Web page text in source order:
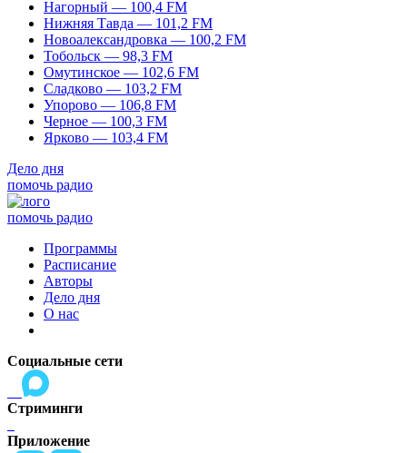
Нагорный — 100,4 FM
Нижняя Тавда — 101,2 FM
Новоалександровка — 100,2 FM
Тобольск — 98,3 FM
Омутинское — 102,6 FM
Сладково — 103,2 FM
Упорово — 106,8 FM
Черное — 100,3 FM
Ярково — 103,4 FM
Дело дня
помочь радио
помочь радио
Программы
Расписание
Авторы
Дело дня
О нас
Социальные сети
Стриминги
Приложение